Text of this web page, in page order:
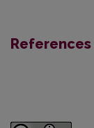
References